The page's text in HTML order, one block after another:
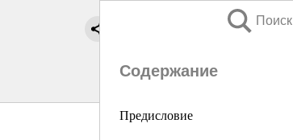
Поиск
Содержание
Предисловие